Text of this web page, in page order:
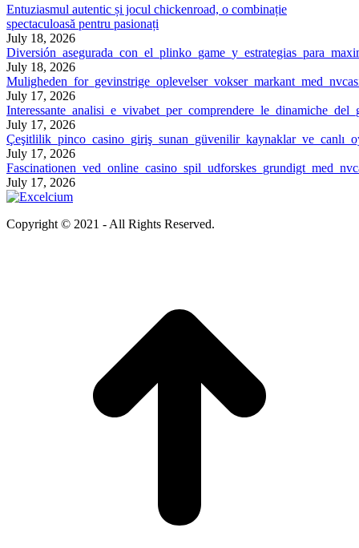
Entuziasmul autentic și jocul chickenroad, o combinație
spectaculoasă pentru pasionați
July 18, 2026
July 18, 2026
July 17, 2026
July 17, 2026
July 17, 2026
July 17, 2026
Copyright © 2021 - All Rights Reserved.